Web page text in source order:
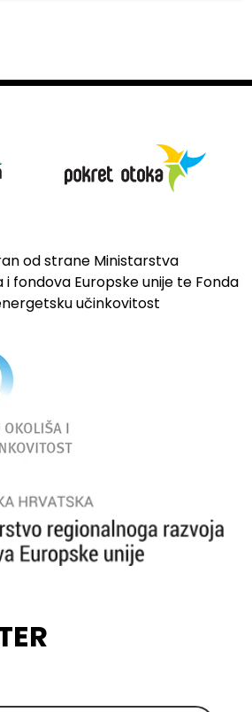
od strane Ministarstva
fondova Europske unije te Fonda
učinkovitost